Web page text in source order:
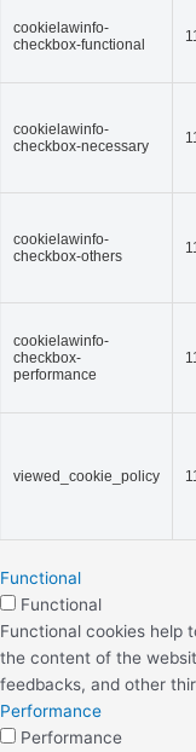
cookielawinfo-
checkbox-functional
cookielawinfo-
checkbox-necessary
cookielawinfo-
checkbox-others
cookielawinfo-
checkbox-
performance
viewed_cookie_policy
Functional
Functional
Functional cookies help
the content of the
feedbacks, and other
Performance
Performance